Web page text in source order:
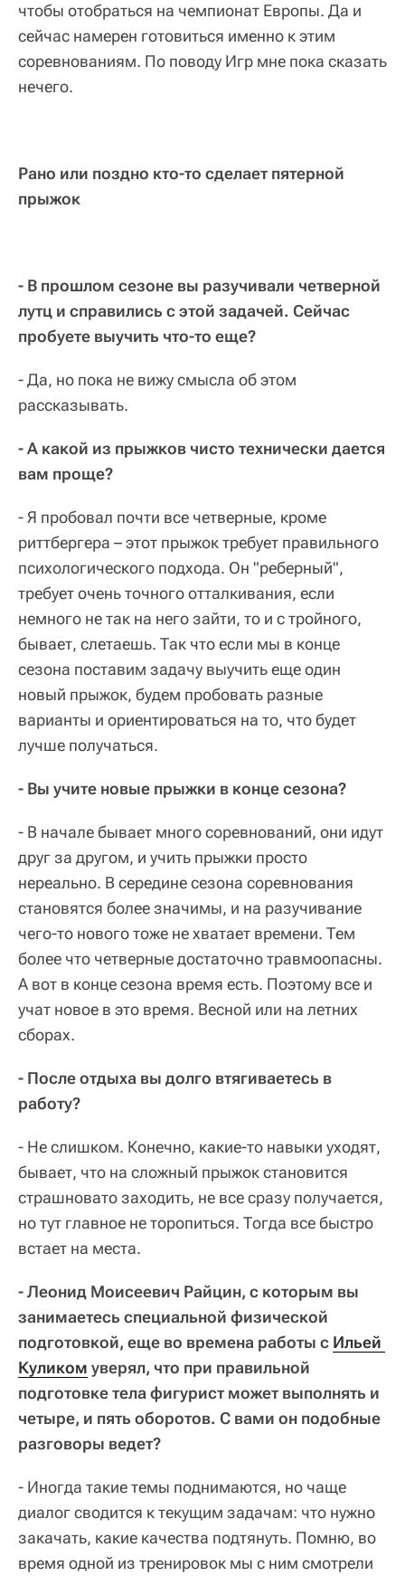
чтобы отобраться на чемпионат Европы. Да и
сейчас намерен готовиться именно к этим
соревнованиям. По поводу Игр мне пока сказать
нечего.
Рано или поздно кто-то сделает пятерной
прыжок
- В прошлом сезоне вы разучивали четверной
лутц и справились с этой задачей. Сейчас
пробуете выучить что-то еще?
- Да, но пока не вижу смысла об этом
рассказывать.
- А какой из прыжков чисто технически дается
вам проще?
- Я пробовал почти все четверные, кроме
риттбергера – этот прыжок требует правильного
психологического подхода. Он "реберный",
требует очень точного отталкивания, если
немного не так на него зайти, то и с тройного,
бывает, слетаешь. Так что если мы в конце
сезона поставим задачу выучить еще один
новый прыжок, будем пробовать разные
варианты и ориентироваться на то, что будет
лучше получаться.
- Вы учите новые прыжки в конце сезона?
- В начале бывает много соревнований, они идут
друг за другом, и учить прыжки просто
нереально. В середине сезона соревнования
становятся более значимы, и на разучивание
чего-то нового тоже не хватает времени. Тем
более что четверные достаточно травмоопасны.
А вот в конце сезона время есть. Поэтому все и
учат новое в это время. Весной или на летних
сборах.
- После отдыха вы долго втягиваетесь в
работу?
- Не слишком. Конечно, какие-то навыки уходят,
бывает, что на сложный прыжок становится
страшновато заходить, не все сразу получается,
но тут главное не торопиться. Тогда все быстро
встает на места.
- Леонид Моисеевич Райцин, с которым вы
занимаетесь специальной физической
подготовкой, еще во времена работы с Ильей
Куликом уверял, что при правильной
подготовке тела фигурист может выполнять и
четыре, и пять оборотов. С вами он подобные
разговоры ведет?
- Иногда такие темы поднимаются, но чаще
диалог сводится к текущим задачам: что нужно
закачать, какие качества подтянуть. Помню, во
время одной из тренировок мы с ним смотрели